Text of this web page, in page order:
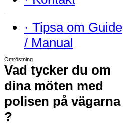
· Tipsa om Guide
/ Manual
Omröstning
Vad tycker du om
dina möten med
polisen på vägarna
?